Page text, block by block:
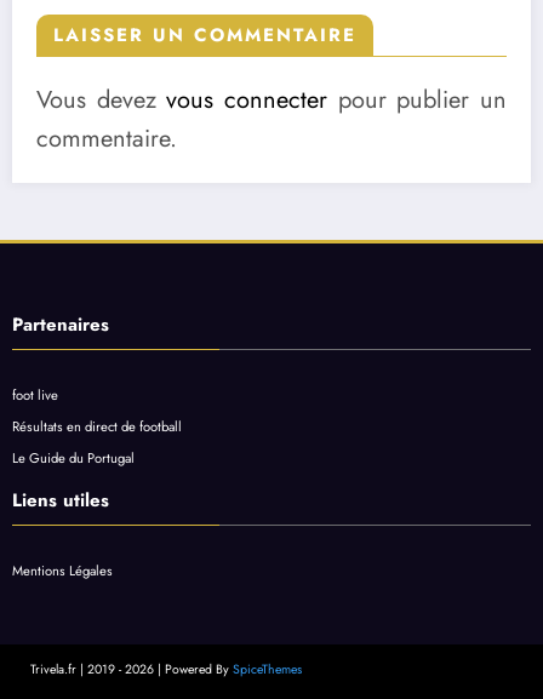
LAISSER UN COMMENTAIRE
Vous devezvous connecter pour publier un
commentaire.
Partenaires
foot live
Résultats en direct de football
Le Guide du Portugal
Liens utiles
Mentions Légales
Trivela.fr | 2019 - 2026 | Powered By SpiceThemes